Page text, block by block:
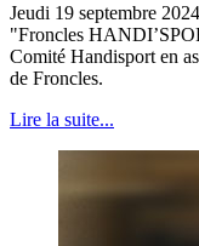
Jeudi 19 septembre
"Froncles
Comité Handisport en
de Froncles.
Lire la suite...